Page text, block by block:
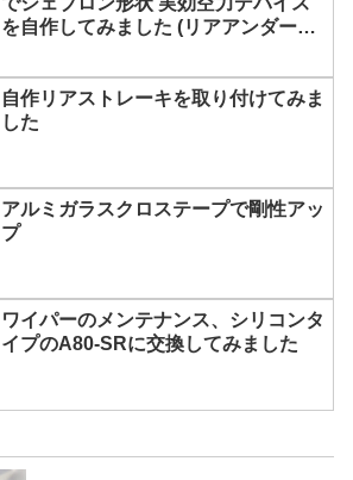
を自作してみました (リアアンダーカ
自作リアストレーキを取り付けてみま
した
アルミガラスクロステープで剛性アッ
プ
ワイパーのメンテナンス、シリコンタ
イプのA80-SRに交換してみました